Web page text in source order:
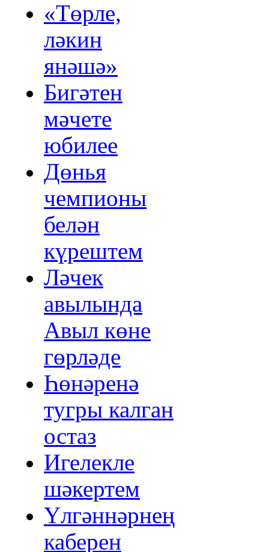
«Төрле,
ләкин
янәшә»
Бигәтен
мәчете
юбилее
Дөнья
чемпионы
белән
күрештем
Ләчек
авылында
Авыл көне
гөрләде
Һөнәренә
тугры калган
остаз
Игелекле
шәкертем
Үлгәннәрнең
каберен